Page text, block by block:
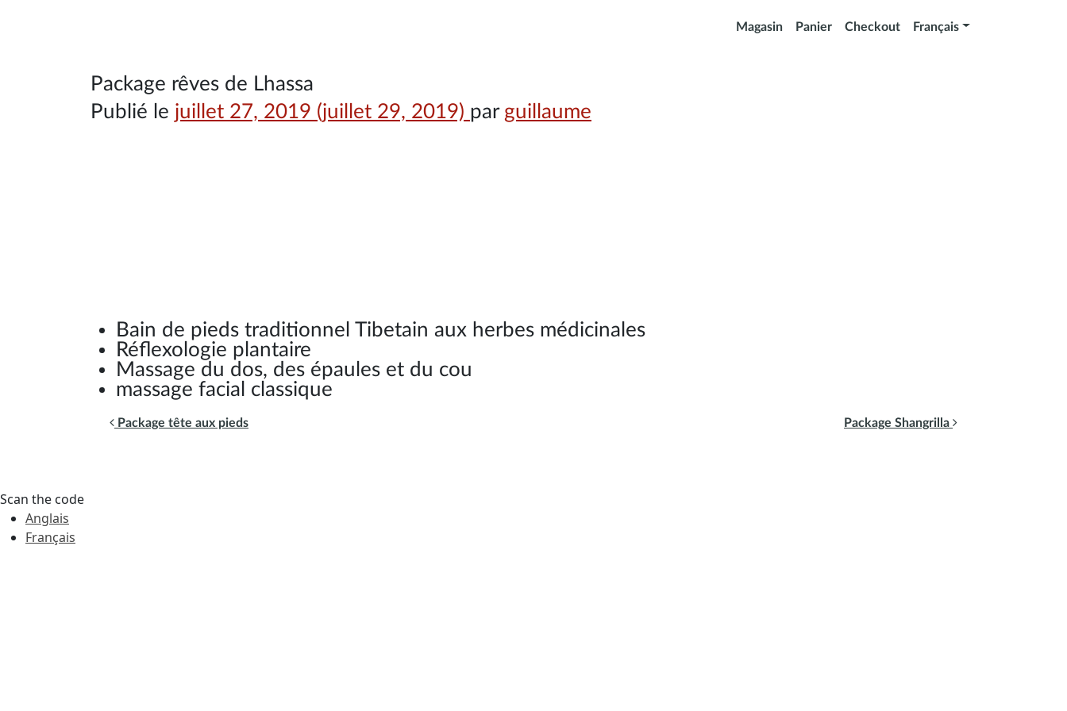
Magasin Panier Checkout Français
Package rêves de Lhassa
Publié le juillet 27, 2019 (juillet 29, 2019) par guillaume
Bain de pieds traditionnel Tibetain aux herbes médicinales
Réflexologie plantaire
Massage du dos, des épaules et du cou
massage facial classique
Navigation des articles
Package tête aux pieds Package Shangrilla
Scan the code
Anglais
Français